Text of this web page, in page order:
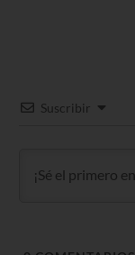
Suscribir